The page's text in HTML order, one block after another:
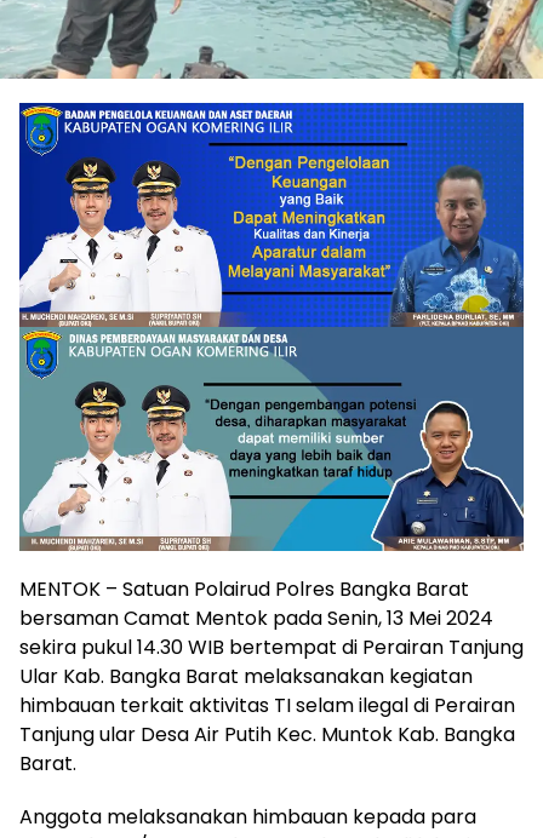
MENTOK – Satuan Polairud Polres Bangka Barat
bersaman Camat Mentok pada Senin, 13 Mei 2024
sekira pukul 14.30 WIB bertempat di Perairan Tanjung
Ular Kab. Bangka Barat melaksanakan kegiatan
himbauan terkait aktivitas TI selam ilegal di Perairan
Tanjung ular Desa Air Putih Kec. Muntok Kab. Bangka
Barat.
Anggota melaksanakan himbauan kepada para